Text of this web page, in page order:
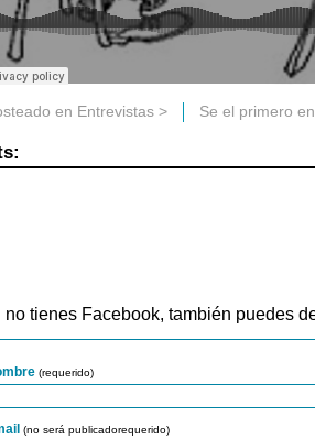
en Entrevistas > Se el primero
no tienes Facebook, también puedes
(requerido)
(no será publicadorequerido)